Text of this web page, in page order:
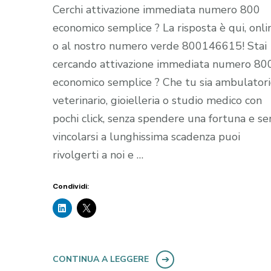
Cerchi attivazione immediata numero 800
economico semplice ? La risposta è qui,
o al nostro numero verde 800146615! Stai
cercando attivazione immediata numero
economico semplice ? Che tu sia
veterinario, gioielleria o studio medico con
pochi click, senza spendere una fortuna e
vincolarsi a lunghissima scadenza puoi
rivolgerti a noi e …
Condividi:
CONTINUA A LEGGERE